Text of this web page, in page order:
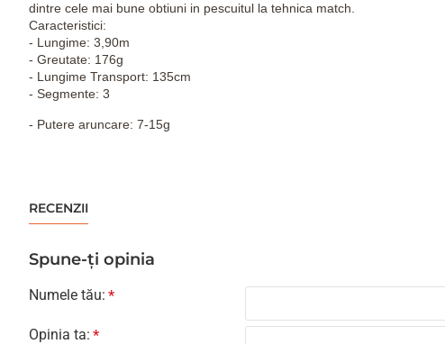
dintre cele mai bune obtiuni in pescuitul la tehnica match.
Caracteristici:
- Lungime: 3,90m
- Greutate: 176g
- Lungime Transport: 135cm
- Segmente: 3
- Putere aruncare: 7-15g
RECENZII
Spune-ţi opinia
Numele tău:
Opinia ta: